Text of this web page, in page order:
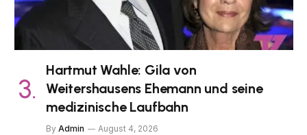
Hartmut Wahle: Gila von
Weitershausens Ehemann und seine
medizinische Laufbahn
By Admin August 4, 2026